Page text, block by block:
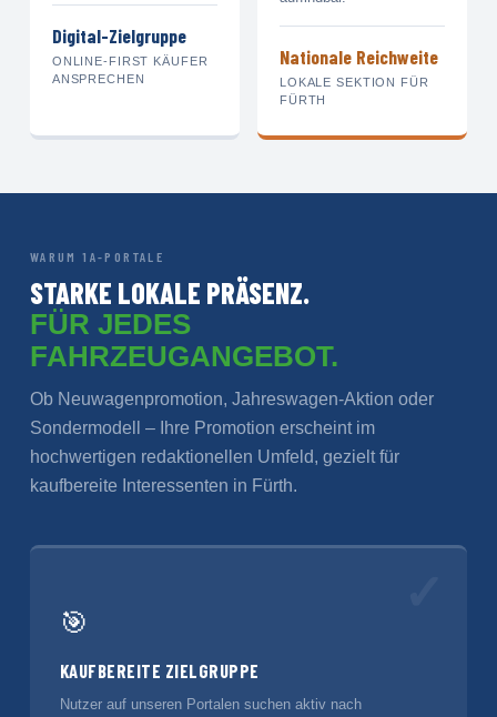
Digital-Zielgruppe
ONLINE-FIRST KÄUFER
ANSPRECHEN
Nationale Reichweite
LOKALE SEKTION FÜR
FÜRTH
WARUM 1A-PORTALE
STARKE LOKALE PRÄSENZ.
FÜR JEDES
FAHRZEUGANGEBOT.
Ob Neuwagenpromotion, Jahreswagen-Aktion oder
Sondermodell – Ihre Promotion erscheint im
hochwertigen redaktionellen Umfeld, gezielt für
kaufbereite Interessenten in Fürth.
🎯
KAUFBEREITE ZIELGRUPPE
Nutzer auf unseren Portalen suchen aktiv nach